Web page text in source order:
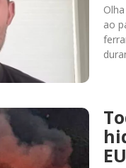
ao